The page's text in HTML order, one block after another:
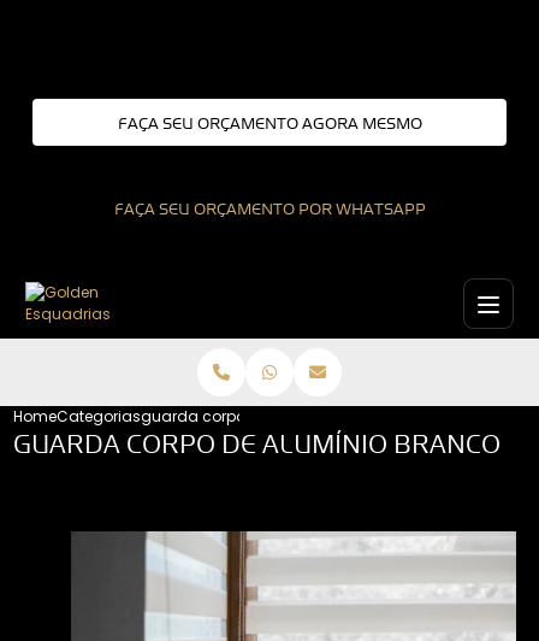
FAÇA SEU ORÇAMENTO AGORA MESMO
FAÇA SEU ORÇAMENTO POR WHATSAPP
HomeCategoriasguarda corpo de aluminio branco
GUARDA CORPO DE ALUMÍNIO BRANCO